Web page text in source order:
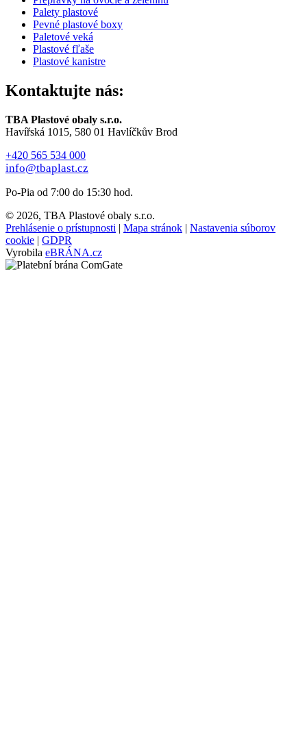
Palety plastové
Pevné plastové boxy
Paletové veká
Plastové fľaše
Plastové kanistre
Kontaktujte nás:
TBA Plastové obaly s.r.o.
Havířská 1015, 580 01 Havlíčkův Brod
+420 565 534 000
info@tbaplast.cz
Po-Pia od 7:00 do 15:30 hod.
© 2026, TBA Plastové obaly s.r.o.
Prehlásenie o prístupnosti | Mapa stránok | Nastavenia súborov
cookie | GDPR
Vyrobila eBRÁNA.cz